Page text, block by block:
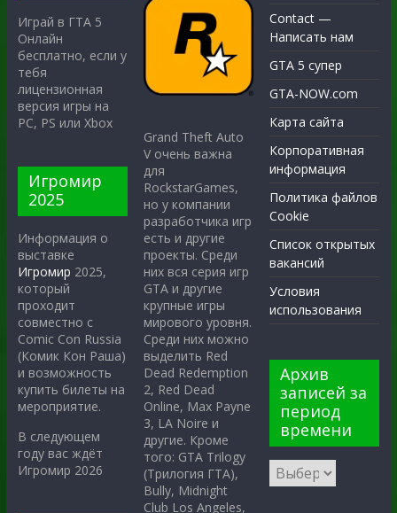
Играй в ГТА 5
Онлайн
бесплатно, если у
тебя
лицензионная
версия игры на
PC, PS или Xbox
Игромир
2025
Информация о
выставке
Игромир 2025,
который
проходит
совместно с
Comic Con Russia
(Комик Кон Раша)
и возможность
купить билеты на
мероприятие.
В следующем
году вас ждёт
Игромир 2026
Grand Theft Auto
V очень важна
для
RockstarGames,
но у компании
разработчика игр
есть и другие
проекты. Среди
них вся серия игр
GTA и другие
крупные игры
мирового уровня.
Среди них можно
выделить Red
Dead Redemption
2, Red Dead
Online, Max Payne
3, LA Noire и
другие. Кроме
того: GTA Trilogy
(Трилогия ГТА),
Bully, Midnight
Club Los Angeles,
Contact —
Написать нам
GTA 5 супер
GTA-NOW.com
Карта сайта
Корпоративная
информация
Политика файлов
Cookie
Список открытых
вакансий
Условия
использования
Архив
записей за
период
времени